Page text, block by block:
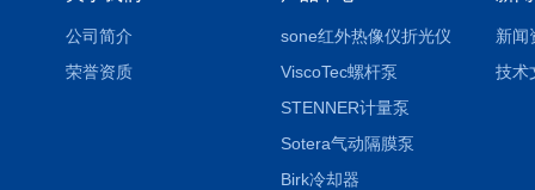
公司简介
荣誉资质
sone红外热像仪折光仪
ViscoTec螺杆泵
STENNER计量泵
Sotera气动隔膜泵
Birk冷却器
新闻
技术